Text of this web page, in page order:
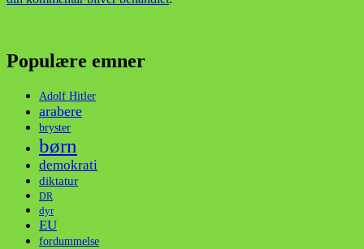
Populære emner
Adolf Hitler
arabere
bryster
børn
demokrati
diktatur
DR
dyr
EU
fordummelse